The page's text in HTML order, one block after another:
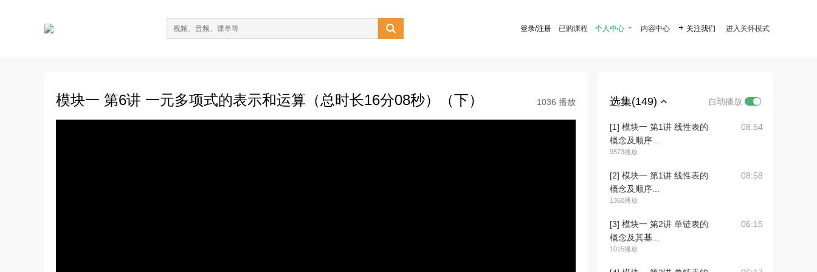
 登录/注册 已购课程 个人中心  内容中心  关注我们 进入关怀模式
模块一 第6讲 一元多项式的表示和运算（总时长16分08秒）（下） 1036 播放 选集(149) 自动播放
[1] 模块一 第1讲 线性表的
概念及顺序...
9573播放
08:54
[2] 模块一 第1讲 线性表的
概念及顺序...
1360播放
08:58
[3] 模块一 第2讲 单链表的
概念及其基...
1015播放
06:15